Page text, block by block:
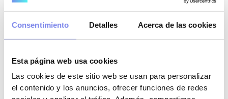
Consentimiento Detalles Acerca de las cookies
Esta página web usa cookies
Las cookies de este sitio web se usan para personalizar
el contenido y los anuncios, ofrecer funciones de redes
EnYou Asesoría
, creemos que el conocimiento es poder,
declaración de la rentade manera inteligente.
Aprovechar las deducciones por gastos médicos y de
también una inversión en tu mayor activo: tú mismo.
A medida que avanzas en tu viaje empresarial, recuerda